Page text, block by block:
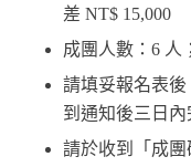
差 NT$ 15,000
成團人數：6 人
請填妥報名表
到通知後三日
請於收到「成